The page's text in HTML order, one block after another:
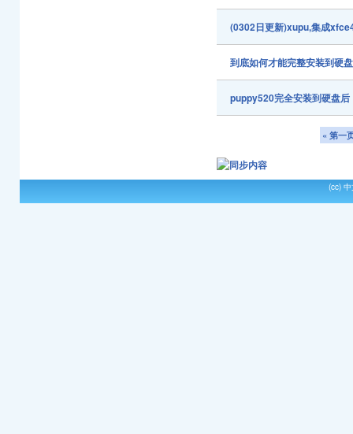
(0302日更新)xupu,集成
到底如何才能完整安装到硬
puppy520完全安装到硬盘
« 第一
(cc)中